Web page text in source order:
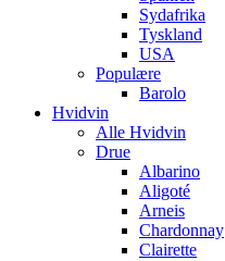
Sydafrika
Tyskland
USA
Populære
Barolo
Hvidvin
Alle Hvidvin
Drue
Albarino
Aligoté
Arneis
Chardonnay
Clairette